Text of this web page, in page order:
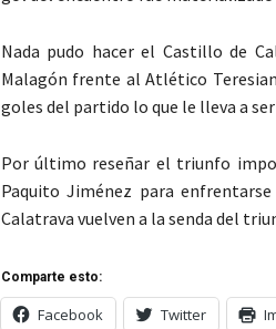
Nada pudo hacer el Castillo de
Malagón frente al Atlético
goles del partido lo que le lleva a
Por último reseñar el triunfo
Paquito Jiménez para
Calatrava vuelven a la senda del
Comparte esto:
Facebook Twitter